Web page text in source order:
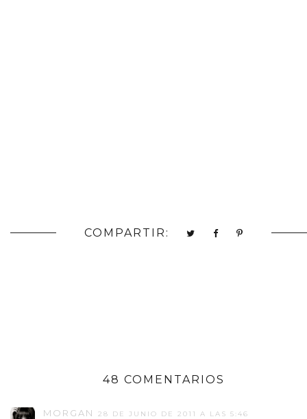
COMPARTIR:
48 COMENTARIOS
MORGAN 28 DE JUNIO DE 2011 A LAS 5:46